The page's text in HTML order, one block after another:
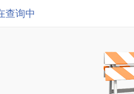
查询中